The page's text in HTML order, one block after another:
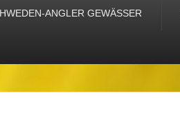
ANGLER GEWÄSSER